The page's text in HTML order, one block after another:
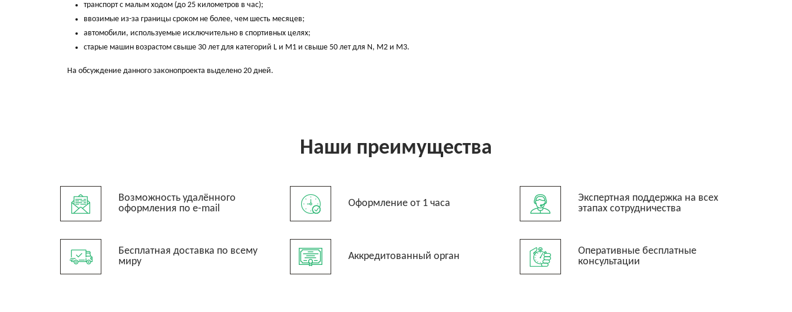
транспорт с малым ходом (до 25 километров в час);
ввозимые из-за границы сроком не более, чем шесть месяцев;
автомобили, используемые исключительно в спортивных целях;
старые машин возрастом свыше 30 лет для категорий L и М1 и свыше 50 лет для N, М2 и М3.
На обсуждение данного законопроекта выделено 20 дней.
Наши преимущества
Возможность удалённого
оформления по e-mail
Бесплатная доставка по всему
миру
Оформление от 1 часа
Аккредитованный орган
Экспертная поддержка на всех
этапах сотрудничества
Оперативные бесплатные
консультации